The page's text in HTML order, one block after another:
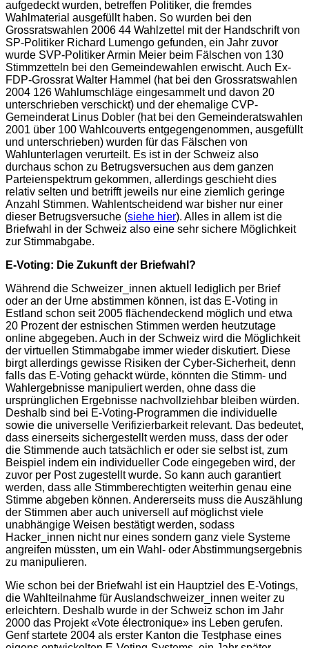
aufgedeckt wurden, betreffen Politiker, die fremdes
Wahlmaterial ausgefüllt haben. So wurden bei den
Grossratswahlen 2006 44 Wahlzettel mit der Handschrift von
SP-Politiker Richard Lumengo gefunden, ein Jahr zuvor
wurde SVP-Politiker Armin Meier beim Fälschen von 130
Stimmzetteln bei den Gemeindewahlen erwischt. Auch Ex-
FDP-Grossrat Walter Hammel (hat bei den Grossratswahlen
2004 126 Wahlumschläge eingesammelt und davon 20
unterschrieben verschickt) und der ehemalige CVP-
Gemeinderat Linus Dobler (hat bei den Gemeinderatswahlen
2001 über 100 Wahlcouverts entgegengenommen, ausgefüllt
und unterschrieben) wurden für das Fälschen von
Wahlunterlagen verurteilt. Es ist in der Schweiz also
durchaus schon zu Betrugsversuchen aus dem ganzen
Parteienspektrum gekommen, allerdings geschieht dies
relativ selten und betrifft jeweils nur eine ziemlich geringe
Anzahl Stimmen. Wahlentscheidend war bisher nur einer
dieser Betrugsversuche (siehe hier). Alles in allem ist die
Briefwahl in der Schweiz also eine sehr sichere Möglichkeit
zur Stimmabgabe.
E-Voting: Die Zukunft der Briefwahl?
Während die Schweizer_innen aktuell lediglich per Brief
oder an der Urne abstimmen können, ist das E-Voting in
Estland schon seit 2005 flächendeckend möglich und etwa
20 Prozent der estnischen Stimmen werden heutzutage
online abgegeben. Auch in der Schweiz wird die Möglichkeit
der virtuellen Stimmabgabe immer wieder diskutiert. Diese
birgt allerdings gewisse Risiken der Cyber-Sicherheit, denn
falls das E-Voting gehackt würde, könnten die Stimm- und
Wahlergebnisse manipuliert werden, ohne dass die
ursprünglichen Ergebnisse nachvollziehbar bleiben würden.
Deshalb sind bei E-Voting-Programmen die individuelle
sowie die universelle Verifizierbarkeit relevant. Das bedeutet,
dass einerseits sichergestellt werden muss, dass der oder
die Stimmende auch tatsächlich er oder sie selbst ist, zum
Beispiel indem ein individueller Code eingegeben wird, der
zuvor per Post zugestellt wurde. So kann auch garantiert
werden, dass alle Stimmberechtigten weiterhin genau eine
Stimme abgeben können. Andererseits muss die Auszählung
der Stimmen aber auch universell auf möglichst viele
unabhängige Weisen bestätigt werden, sodass
Hacker_innen nicht nur eines sondern ganz viele Systeme
angreifen müssten, um ein Wahl- oder Abstimmungsergebnis
zu manipulieren.
Wie schon bei der Briefwahl ist ein Hauptziel des E-Votings,
die Wahlteilnahme für Auslandschweizer_innen weiter zu
erleichtern. Deshalb wurde in der Schweiz schon im Jahr
2000 das Projekt «Vote électronique» ins Leben gerufen.
Genf startete 2004 als erster Kanton die Testphase eines